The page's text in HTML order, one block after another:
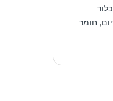
, חומר